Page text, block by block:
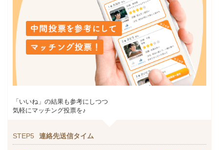
「いいね」の結果も参考にしつつ
気軽にマッチング投票を♪
STEP5 連絡先送信タイム